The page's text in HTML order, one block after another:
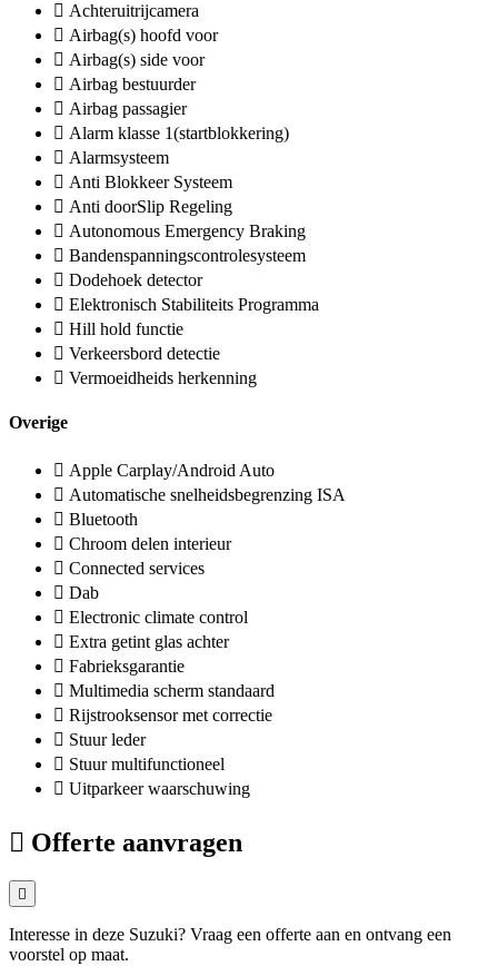
Achteruitrijcamera
Airbag(s) hoofd voor
Airbag(s) side voor
Airbag bestuurder
Airbag passagier
Alarm klasse 1(startblokkering)
Alarmsysteem
Anti Blokkeer Systeem
Anti doorSlip Regeling
Autonomous Emergency Braking
Bandenspanningscontrolesysteem
Dodehoek detector
Elektronisch Stabiliteits Programma
Hill hold functie
Verkeersbord detectie
Vermoeidheids herkenning
Overige
Apple Carplay/Android Auto
Automatische snelheidsbegrenzing ISA
Bluetooth
Chroom delen interieur
Connected services
Dab
Electronic climate control
Extra getint glas achter
Fabrieksgarantie
Multimedia scherm standaard
Rijstrooksensor met correctie
Stuur leder
Stuur multifunctioneel
Uitparkeer waarschuwing
Offerte aanvragen
Interesse in deze Suzuki? Vraag een offerte aan en ontvang een
voorstel op maat.